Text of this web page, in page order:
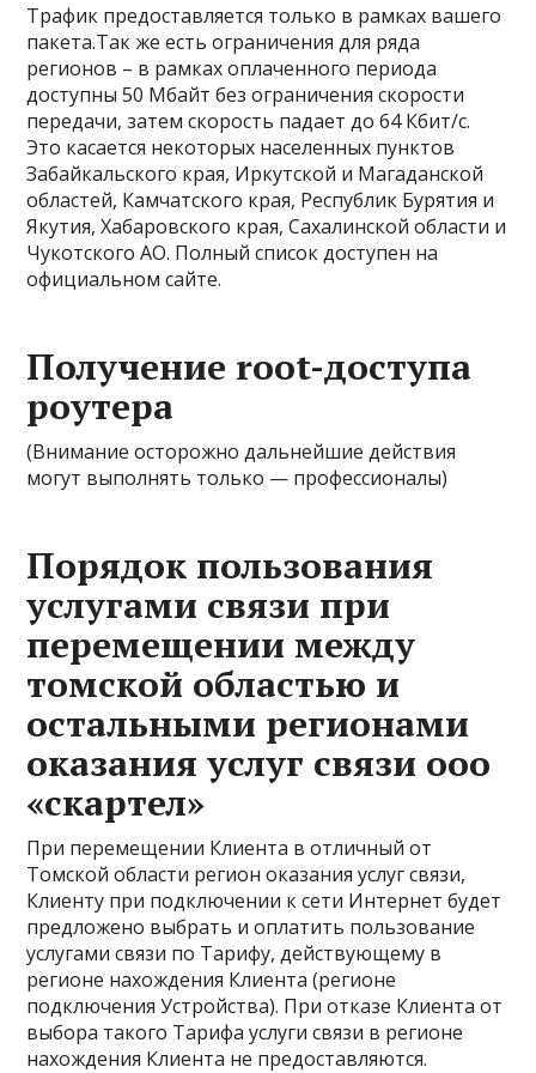
Трафик предоставляется только в рамках вашего
пакета.Так же есть ограничения для ряда
регионов – в рамках оплаченного периода
доступны 50 Мбайт без ограничения скорости
передачи, затем скорость падает до 64 Кбит/с.
Это касается некоторых населенных пунктов
Забайкальского края, Иркутской и Магаданской
областей, Камчатского края, Республик Бурятия и
Якутия, Хабаровского края, Сахалинской области и
Чукотского АО. Полный список доступен на
официальном сайте.
Получение root-доступа
роутера
(Внимание осторожно дальнейшие действия
могут выполнять только — профессионалы)
Порядок пользования
услугами связи при
перемещении между
томской областью и
остальными регионами
оказания услуг связи ооо
«скартел»
При перемещении Клиента в отличный от
Томской области регион оказания услуг связи,
Клиенту при подключении к сети Интернет будет
предложено выбрать и оплатить пользование
услугами связи по Тарифу, действующему в
регионе нахождения Клиента (регионе
подключения Устройства). При отказе Клиента от
выбора такого Тарифа услуги связи в регионе
нахождения Клиента не предоставляются.